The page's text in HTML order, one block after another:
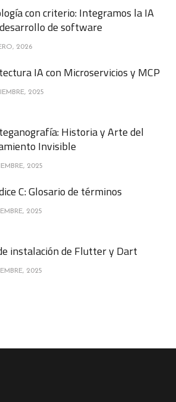
con criterio: Integramos la IA
de software
2026
IA con Microservicios y MCP
2025
Historia y Arte del
Invisible
2025
C: Glosario de términos
2025
instalación de Flutter y Dart
2025